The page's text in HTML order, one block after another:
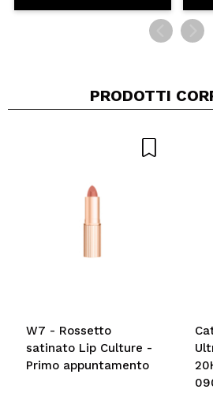
PRODOTTI
W7 - Rossetto
satinato Lip Culture -
Primo appuntamento